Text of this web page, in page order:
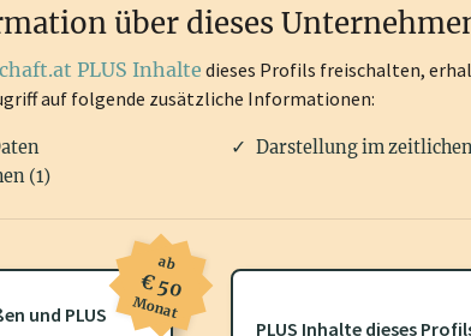
über dieses
PLUS Inhaltedieses Profils freischalten,
auf folgende zusätzliche Informationen:
Darstellung im
(1)
und PLUS
ab
€ 50
Monat
PLUS Inhalte dieses